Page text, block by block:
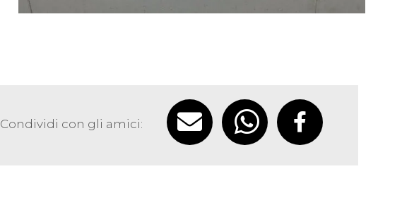
Condividi con gli amici: